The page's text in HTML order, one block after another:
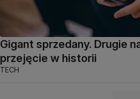
Gigant sprzedany. Drugie
przejęcie w historii
TECH